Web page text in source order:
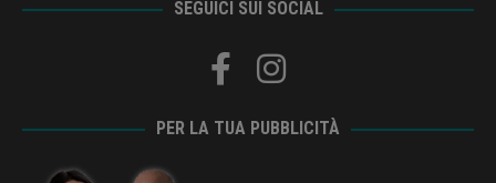
SEGUICI SUI SOCIAL
PER LA TUA PUBBLICITÀ